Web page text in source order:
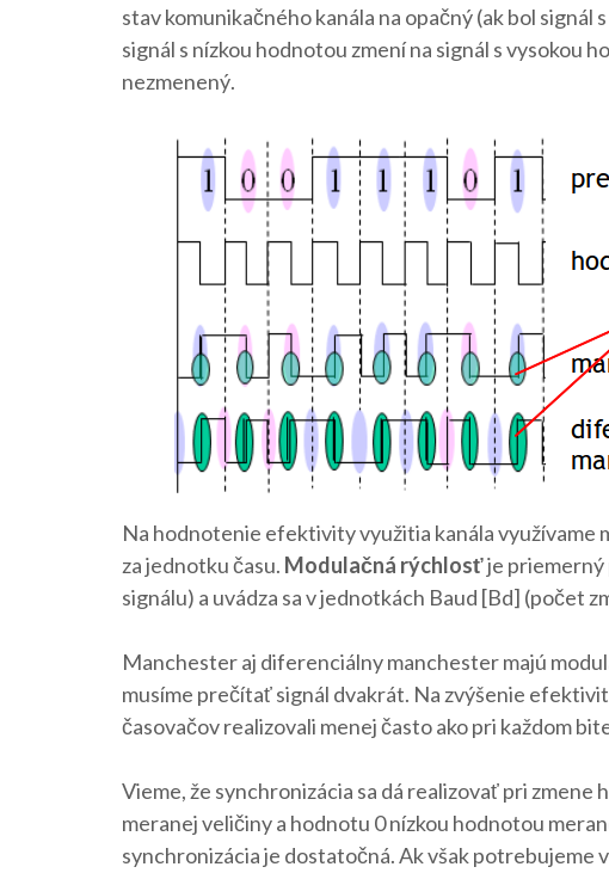
stav komunikačného kanála na opačný (ak bol
signál s nízkou hodnotou zmení na signál s vysokou
nezmenený.
Na hodnotenie efektivity využitia kanála využívame
za jednotku času. Modulačná rýchlosťje priemerný
signálu) a uvádza sa v jednotkách Baud [Bd] (počet
Manchester aj diferenciálny manchester majú
musíme prečítať signál dvakrát. Na zvýšenie
časovačov realizovali menej často ako pri každom
Vieme, že synchronizácia sa dá realizovať pri
meranej veličiny a hodnotu 0 nízkou hodnotou
synchronizácia je dostatočná. Ak však potrebujeme